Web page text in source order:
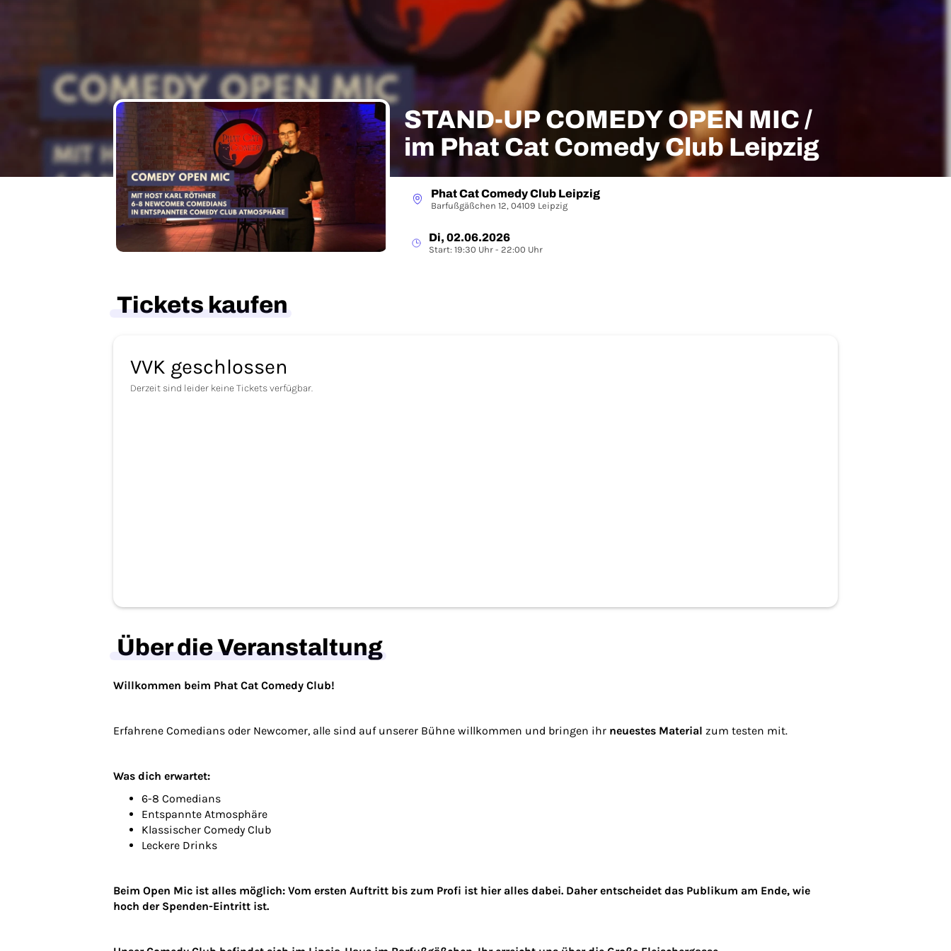
STAND-UP COMEDY OPEN MIC /
im Phat Cat Comedy Club Leipzig
Phat Cat Comedy Club Leipzig
Barfußgäßchen 12, 04109 Leipzig
Di, 02.06.2026
Start: 19:30 Uhr - 22:00 Uhr
Tickets kaufen
VVK geschlossen
Derzeit sind leider keine Tickets verfügbar.
Über die Veranstaltung
Willkommen beim Phat Cat Comedy Club!
Erfahrene Comedians oder Newcomer, alle sind auf unserer Bühne willkommen und bringen ihr neuestes Material zum testen mit.
Was dich erwartet:
6-8 Comedians
Entspannte Atmosphäre
Klassischer Comedy Club
Leckere Drinks
Beim Open Mic ist alles möglich: Vom ersten Auftritt bis zum Profi ist hier alles dabei. Daher entscheidet das Publikum am Ende, wie
hoch der Spenden-Eintritt ist.